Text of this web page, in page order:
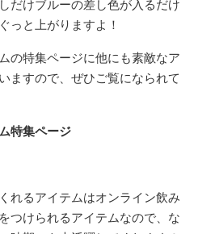
だけブルーの差し色が入るだけ
っと上がりますよ！
の特集ページに他にも素敵なア
ますので、ぜひご覧になられて
特集ページ
れるアイテムはオンライン飲み
つけられるアイテムなので、な